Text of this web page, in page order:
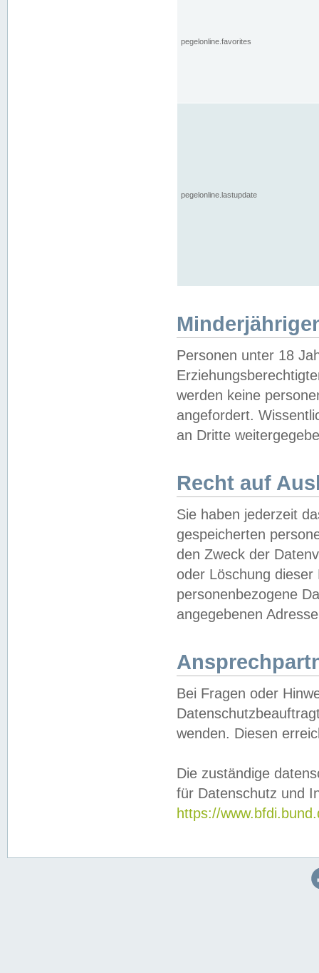
pegelonline.favorites
pegelonline.lastupdate
Personen unter 18
werden keine
angefordert.
an Dritte
Recht auf
Sie haben jederzeit
gespeicherten
den Zweck der
oder Löschung
personenbezogene
angegebenen
Bei Fragen oder
wenden. Diesen
Die zuständige
für Datenschutz und
https://